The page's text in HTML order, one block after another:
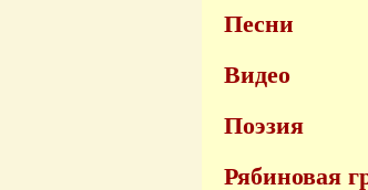
Песни
Видео
Поэзия
Рябиновая